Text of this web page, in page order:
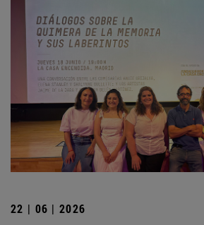
22 | 06 | 2026